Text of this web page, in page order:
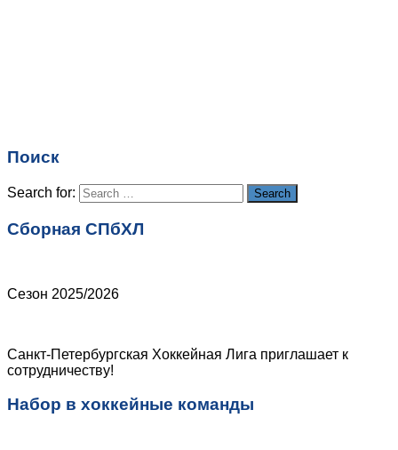
Поиск
Search for: Search
Сборная СПбХЛ
Сезон 2025/2026
Санкт-Петербургская Хоккейная Лига приглашает к
сотрудничеству!
Набор в хоккейные команды